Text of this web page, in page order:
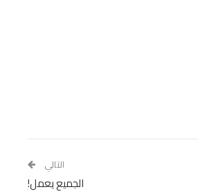
التالي
الجميع يعمل!